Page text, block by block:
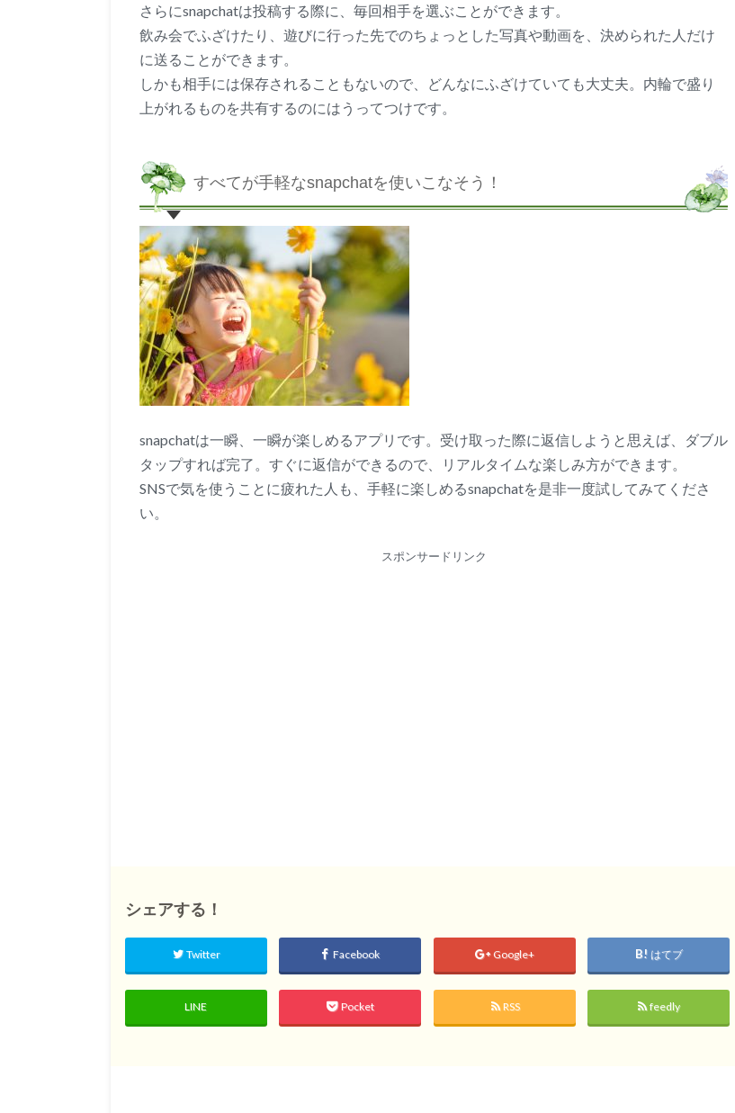
さらにsnapchatは投稿する際に、毎回相手を選ぶことができます。
飲み会でふざけたり、遊びに行った先でのちょっとした写真や動画を、決められた人だけ
に送ることができます。
しかも相手には保存されることもないので、どんなにふざけていても大丈夫。内輪で盛り
上がれるものを共有するのにはうってつけです。
すべてが手軽なsnapchatを使いこなそう！
snapchatは一瞬、一瞬が楽しめるアプリです。受け取った際に返信しようと思えば、ダブル
タップすれば完了。すぐに返信ができるので、リアルタイムな楽しみ方ができます。
SNSで気を使うことに疲れた人も、手軽に楽しめるsnapchatを是非一度試してみてくださ
い。
スポンサードリンク
シェアする！
Twitter Facebook Google+ はてブ
LINE Pocket RSS feedly